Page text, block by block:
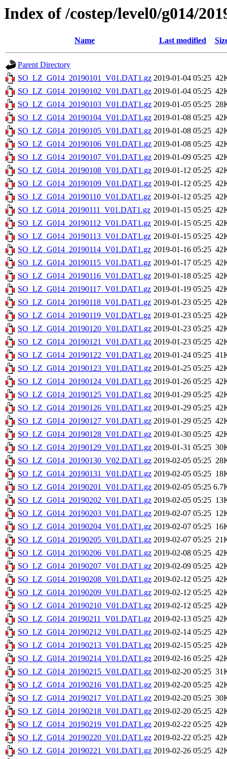
Index of /costep/level0/g014/
Name Last modified
Parent Directory
SO_LZ_G014_20190101_V01.DAT1.gz 2019-01-04 05:25
SO_LZ_G014_20190102_V01.DAT1.gz 2019-01-04 05:25
SO_LZ_G014_20190103_V01.DAT1.gz 2019-01-05 05:25
SO_LZ_G014_20190104_V01.DAT1.gz 2019-01-08 05:25
SO_LZ_G014_20190105_V01.DAT1.gz 2019-01-08 05:25
SO_LZ_G014_20190106_V01.DAT1.gz 2019-01-08 05:25
SO_LZ_G014_20190107_V01.DAT1.gz 2019-01-09 05:25
SO_LZ_G014_20190108_V01.DAT1.gz 2019-01-12 05:25
SO_LZ_G014_20190109_V01.DAT1.gz 2019-01-12 05:25
SO_LZ_G014_20190110_V01.DAT1.gz 2019-01-12 05:25
SO_LZ_G014_20190111_V01.DAT1.gz 2019-01-15 05:25
SO_LZ_G014_20190112_V01.DAT1.gz 2019-01-15 05:25
SO_LZ_G014_20190113_V01.DAT1.gz 2019-01-15 05:25
SO_LZ_G014_20190114_V01.DAT1.gz 2019-01-16 05:25
SO_LZ_G014_20190115_V01.DAT1.gz 2019-01-17 05:25
SO_LZ_G014_20190116_V01.DAT1.gz 2019-01-18 05:25
SO_LZ_G014_20190117_V01.DAT1.gz 2019-01-19 05:25
SO_LZ_G014_20190118_V01.DAT1.gz 2019-01-23 05:25
SO_LZ_G014_20190119_V01.DAT1.gz 2019-01-23 05:25
SO_LZ_G014_20190120_V01.DAT1.gz 2019-01-23 05:25
SO_LZ_G014_20190121_V01.DAT1.gz 2019-01-23 05:25
SO_LZ_G014_20190122_V01.DAT1.gz 2019-01-24 05:25
SO_LZ_G014_20190123_V01.DAT1.gz 2019-01-25 05:25
SO_LZ_G014_20190124_V01.DAT1.gz 2019-01-26 05:25
SO_LZ_G014_20190125_V01.DAT1.gz 2019-01-29 05:25
SO_LZ_G014_20190126_V01.DAT1.gz 2019-01-29 05:25
SO_LZ_G014_20190127_V01.DAT1.gz 2019-01-29 05:25
SO_LZ_G014_20190128_V01.DAT1.gz 2019-01-30 05:25
SO_LZ_G014_20190129_V01.DAT1.gz 2019-01-31 05:25
SO_LZ_G014_20190130_V02.DAT1.gz 2019-02-05 05:25
SO_LZ_G014_20190131_V01.DAT1.gz 2019-02-05 05:25
SO_LZ_G014_20190201_V01.DAT1.gz 2019-02-05 05:25
SO_LZ_G014_20190202_V01.DAT1.gz 2019-02-05 05:25
SO_LZ_G014_20190203_V01.DAT1.gz 2019-02-07 05:25
SO_LZ_G014_20190204_V01.DAT1.gz 2019-02-07 05:25
SO_LZ_G014_20190205_V01.DAT1.gz 2019-02-07 05:25
SO_LZ_G014_20190206_V01.DAT1.gz 2019-02-08 05:25
SO_LZ_G014_20190207_V01.DAT1.gz 2019-02-09 05:25
SO_LZ_G014_20190208_V01.DAT1.gz 2019-02-12 05:25
SO_LZ_G014_20190209_V01.DAT1.gz 2019-02-12 05:25
SO_LZ_G014_20190210_V01.DAT1.gz 2019-02-12 05:25
SO_LZ_G014_20190211_V01.DAT1.gz 2019-02-13 05:25
SO_LZ_G014_20190212_V01.DAT1.gz 2019-02-14 05:25
SO_LZ_G014_20190213_V01.DAT1.gz 2019-02-15 05:25
SO_LZ_G014_20190214_V01.DAT1.gz 2019-02-16 05:25
SO_LZ_G014_20190215_V01.DAT1.gz 2019-02-20 05:25
SO_LZ_G014_20190216_V01.DAT1.gz 2019-02-20 05:25
SO_LZ_G014_20190217_V01.DAT1.gz 2019-02-20 05:25
SO_LZ_G014_20190218_V01.DAT1.gz 2019-02-20 05:25
SO_LZ_G014_20190219_V01.DAT1.gz 2019-02-22 05:25
SO_LZ_G014_20190220_V01.DAT1.gz 2019-02-22 05:25
SO_LZ_G014_20190221_V01.DAT1.gz 2019-02-26 05:25